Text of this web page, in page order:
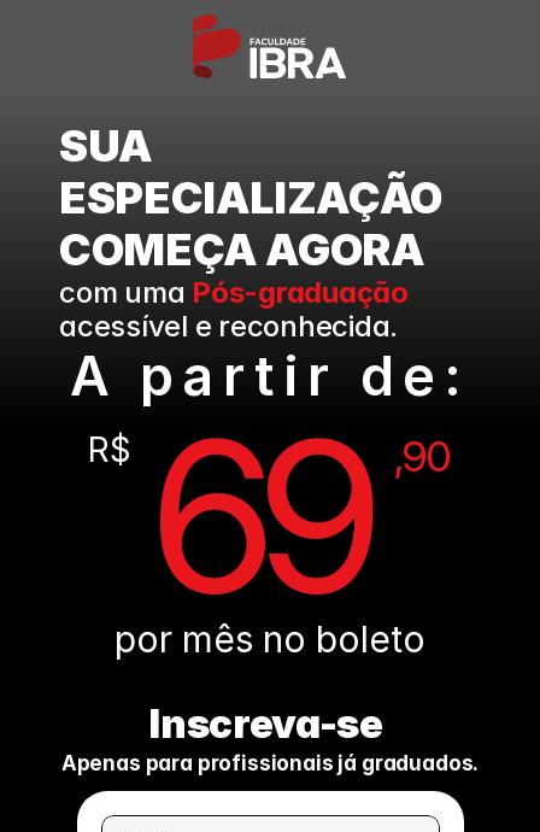
SUA
ESPECIALIZAÇÃO
COMEÇA AGORA
com uma Pós-graduação
acessível e reconhecida.
A partir de:
69 ,90
R$
por mês no boleto
Inscreva-se
Apenas para profissionais já graduados.